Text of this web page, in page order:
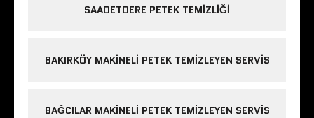
SAADETDERE PETEK TEMIZLIĞI
BAKIRKÖY MAKINELI PETEK TEMIZLEYEN SERVIS
BAĞCILAR MAKINELI PETEK TEMIZLEYEN SERVIS